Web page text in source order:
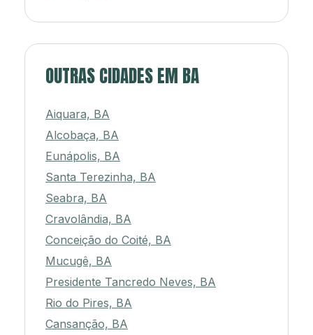
OUTRAS CIDADES EM BA
Aiquara, BA
Alcobaça, BA
Eunápolis, BA
Santa Terezinha, BA
Seabra, BA
Cravolândia, BA
Conceição do Coité, BA
Mucugê, BA
Presidente Tancredo Neves, BA
Rio do Pires, BA
Cansanção, BA